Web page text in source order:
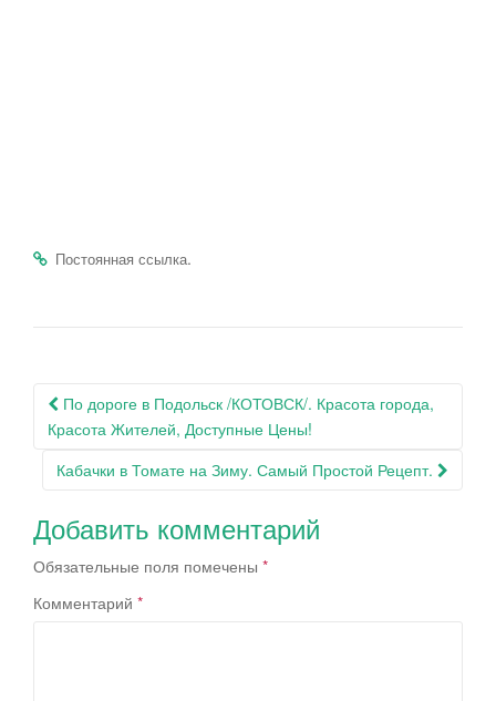
Постоянная ссылка.
Навигация
по
записям
По дороге в Подольск /КОТОВСК/. Красота города,
Красота Жителей, Доступные Цены!
Кабачки в Томате на Зиму. Самый Простой Рецепт.
Добавить комментарий
Обязательные поля помечены *
Комментарий *